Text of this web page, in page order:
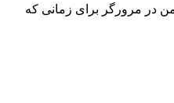
در مرورگر برای زمانی که